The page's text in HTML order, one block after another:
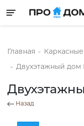
Toggle navigation
Главная -
- Двухэтажный дом
Назад